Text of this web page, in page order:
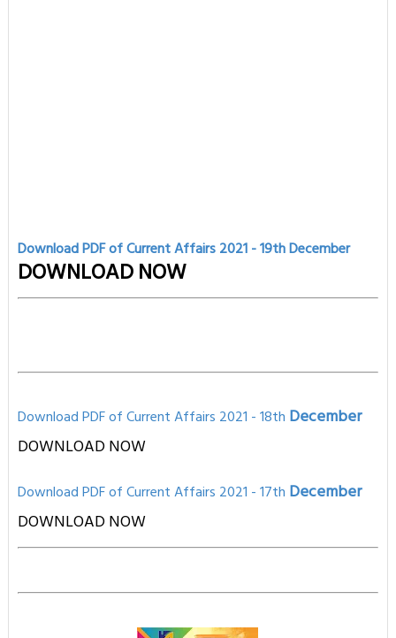
Download PDF of Current Affairs 2021 - 19thDecember
DOWNLOAD NOW
Download PDF of Current Affairs 2021 - 18th December
DOWNLOAD NOW
Download PDF of Current Affairs 2021 - 17th December
DOWNLOAD NOW